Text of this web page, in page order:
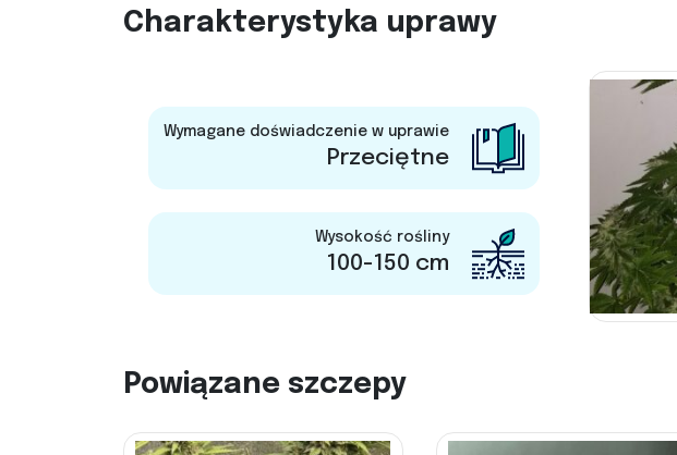
Charakterystyka uprawy
Wymagane doświadczenie w uprawie
Przeciętne
Wysokość rośliny
100-150 cm
Powiązane szczepy